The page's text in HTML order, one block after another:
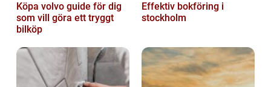
Köpa volvo guide för dig
som vill göra ett tryggt
bilköp
Effektiv bokföring i
stockholm